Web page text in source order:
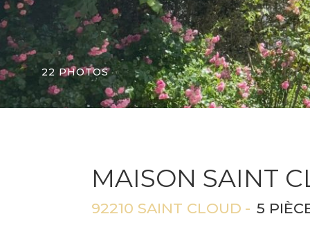
22 PHOTOS
MAISON SAINT
92210 SAINT CLOUD 5